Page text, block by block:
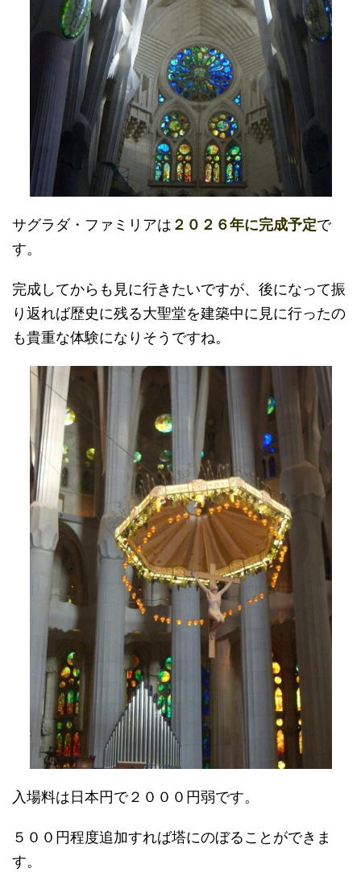
サグラダ・ファミリアは ２０２６年に完成予定で
す。
完成してからも見に行きたいですが、後になって振
り返れば歴史に残る大聖堂を建築中に見に行ったの
も貴重な体験になりそうですね。
入場料は日本円で２０００円弱です。
５００円程度追加すれば塔にのぼることができま
す。